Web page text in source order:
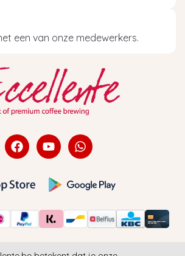
een van onze medewerkers.